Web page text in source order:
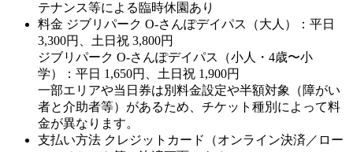
テナンス等による臨時休園あり
料金 ジブリパーク O-さんぽデイパス（大人）：平日
3,300円、土日祝 3,800円
ジブリパーク O-さんぽデイパス（小人・4歳〜小
学）：平日 1,650円、土日祝 1,900円
一部エリアや当日券は別料金設定や半額対象（障がい
者と介助者等）があるため、チケット種別によって料
金が異なります。
支払い方法 クレジットカード（オンライン決済／ロー